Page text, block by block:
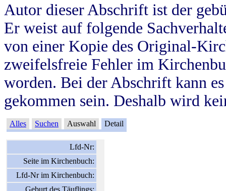
Autor dieser Abschrift ist der
Er weist auf folgende
von einer Kopie des Original-
zweifelsfreie Fehler im
worden. Bei der Abschrift kann
gekommen sein. Deshalb wird
Alles Suchen Auswahl Detail
Lfd-Nr:
Seite im Kirchenbuch:
Lfd-Nr im Kirchenbuch:
Geburt des Täuflings: